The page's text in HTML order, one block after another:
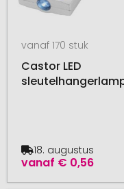
vanaf 170 stuk
Castor LED
vanaf € 0,56
18. augustus